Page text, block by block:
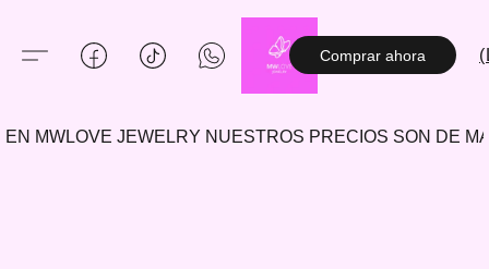
Comprar ahora
EN MWLOVE JEWELRY NUESTROS PRECIOS SON DE